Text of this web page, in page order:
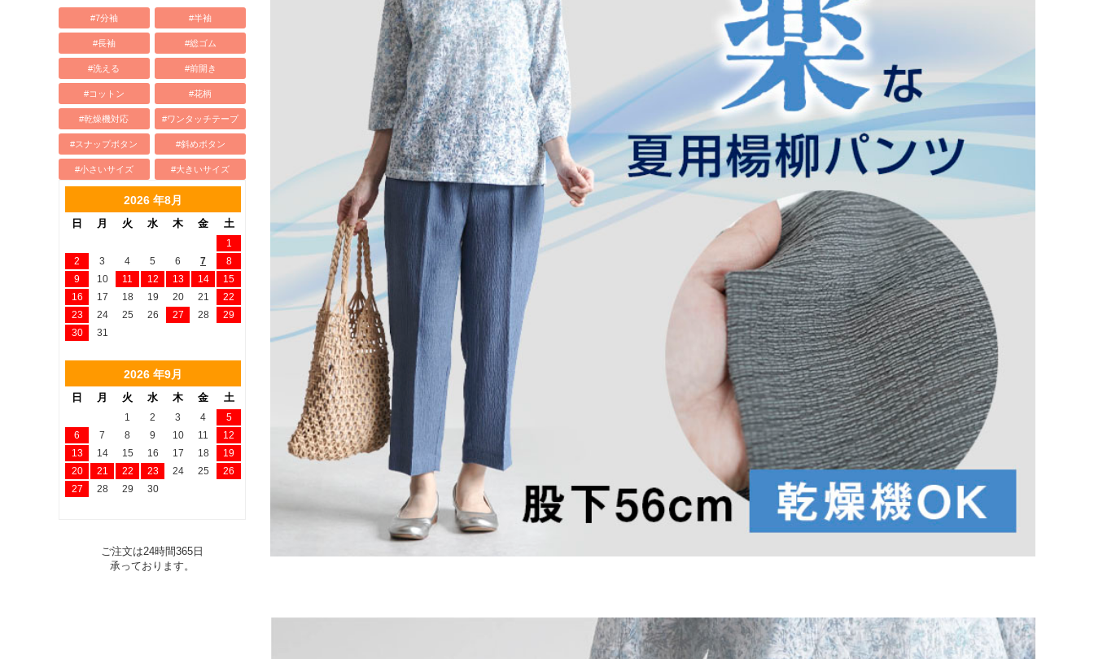
#7分袖 #半袖
#長袖 #総ゴム
#洗える #前開き
#コットン #花柄
#乾燥機対応 #ワンタッチテープ
#スナップボタン #斜めボタン
#小さいサイズ #大きいサイズ
2026 年8月
日 月 火 水 木 金 土
1
2
3 4 5 6 7
8
9
10 11 12 13 14
15
16
17 18 19 20 21
22
23
24 25 26 27 28
29
30
31
2026 年9月
日 月 火 水 木 金 土
1 2 3 4
5
6
7 8 9 10 11
12
13
14 15 16 17 18
19
20
21 22 23 24 25
26
27
28 29 30
ご注文は24時間365日
承っております。